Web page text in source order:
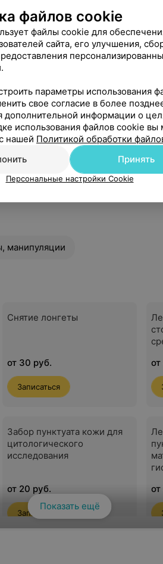
манипуляции
Снятие лонгеты
от 30 руб.
Записаться
Забор пунктуата кожи для
цитологического
исследования
от 20 руб.
ЗаписатьсяСмотреть все
Показать ещё
файлов cookie
файлы cookie для
сайта, его улучшения,
параметры использования
свое согласие в более
дополнительной информации о
использования файлов cookie
нашей Политикой обработки
Принять
Персональные настройки Cookie